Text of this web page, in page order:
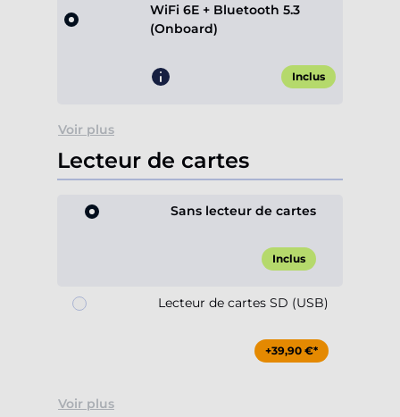
WiFi 6E + Bluetooth 5.3
(Onboard)
Inclus
Voir plus
Lecteur de cartes
Sans lecteur de cartes
Inclus
Lecteur de cartes SD (USB)
+39,90 €*
Voir plus